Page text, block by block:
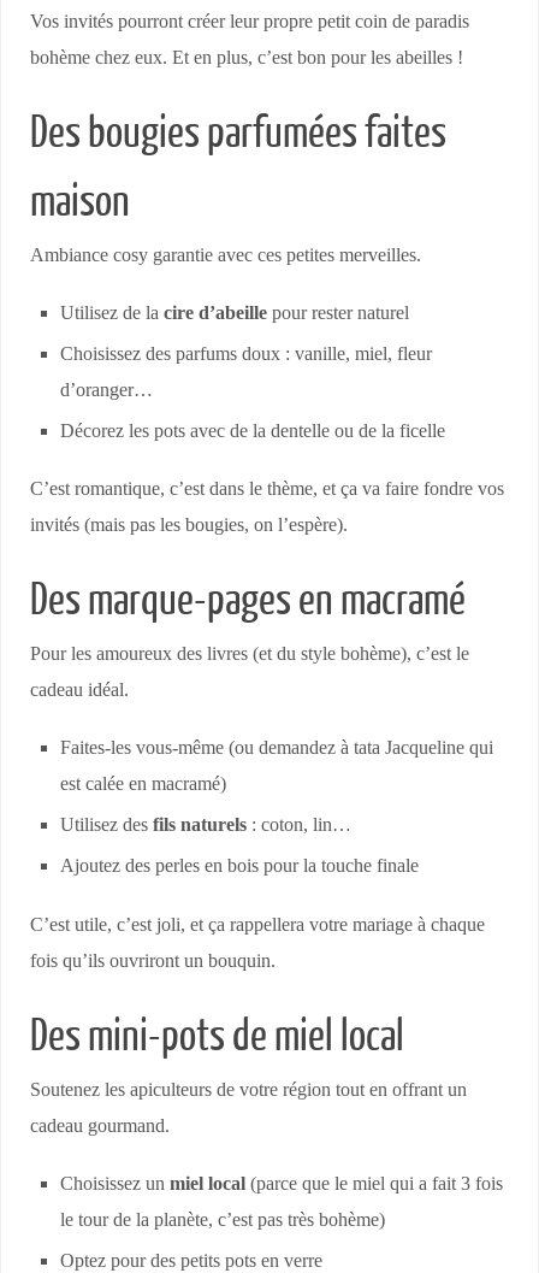
Vos invités pourront créer leur propre petit coin de paradis
bohème chez eux. Et en plus, c’est bon pour les abeilles !
Des bougies parfumées faites
maison
Ambiance cosy garantie avec ces petites merveilles.
Utilisez de la cire d’abeillepour rester naturel
Choisissez des parfums doux : vanille, miel, fleur
d’oranger…
Décorez les pots avec de la dentelle ou de la ficelle
C’est romantique, c’est dans le thème, et ça va faire fondre vos
invités (mais pas les bougies, on l’espère).
Des marque-pages en macramé
Pour les amoureux des livres (et du style bohème), c’est le
cadeau idéal.
Faites-les vous-même (ou demandez à tata Jacqueline qui
est calée en macramé)
Utilisez des fils naturels: coton, lin…
Ajoutez des perles en bois pour la touche finale
C’est utile, c’est joli, et ça rappellera votre mariage à chaque
fois qu’ils ouvriront un bouquin.
Des mini-pots de miel local
Soutenez les apiculteurs de votre région tout en offrant un
cadeau gourmand.
Choisissez un miel local(parce que le miel qui a fait 3 fois
le tour de la planète, c’est pas très bohème)
Optez pour des petits pots en verre